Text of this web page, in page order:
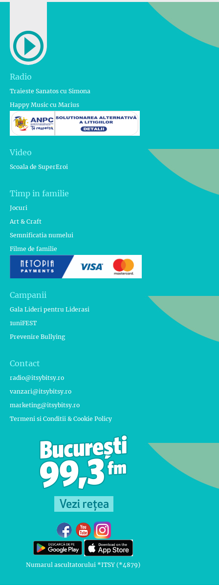
Radio
Traieste Sanatos cu Simona
Happy Music cu Marius
Video
Scoala de SuperEroi
Timp in familie
Jocuri
Art & Craft
Semnificatia numelui
Filme de familie
Campanii
Gala Lideri pentru Liderasi
1uniFEST
Prevenire Bullying
Contact
radio@itsybitsy.ro
vanzari@itsybitsy.ro
marketing@itsybitsy.ro
Termeni si Conditii & Cookie Policy
Numarul ascultatorului *ITSY (*4879)